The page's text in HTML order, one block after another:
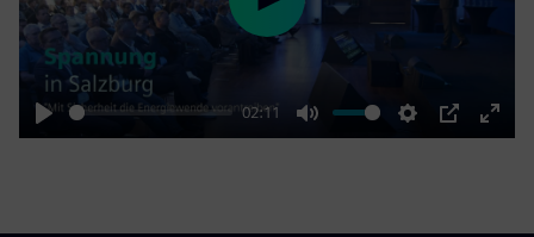
Play
02:11
Mute Settings
PIP
Enter
Play